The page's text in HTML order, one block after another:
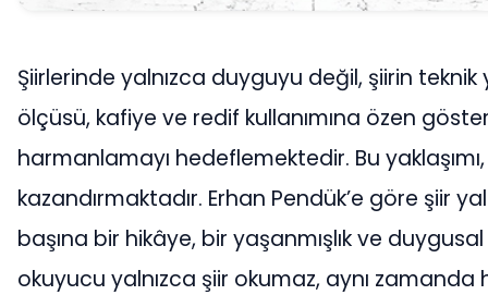
Şiirlerinde yalnızca duyguyu değil, şiirin
ölçüsü, kafiye ve redif kullanımına özen
harmanlamayı hedeflemektedir. Bu
kazandırmaktadır. Erhan Pendük’e göre şiir
başına bir hikâye, bir yaşanmışlık ve
okuyucu yalnızca şiir okumaz, aynı zamanda